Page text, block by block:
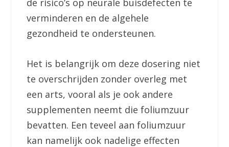
de risico’s op neurale buisdefecten te
verminderen en de algehele
gezondheid te ondersteunen.
Het is belangrijk om deze dosering niet
te overschrijden zonder overleg met
een arts, vooral als je ook andere
supplementen neemt die foliumzuur
bevatten. Een teveel aan foliumzuur
kan namelijk ook nadelige effecten